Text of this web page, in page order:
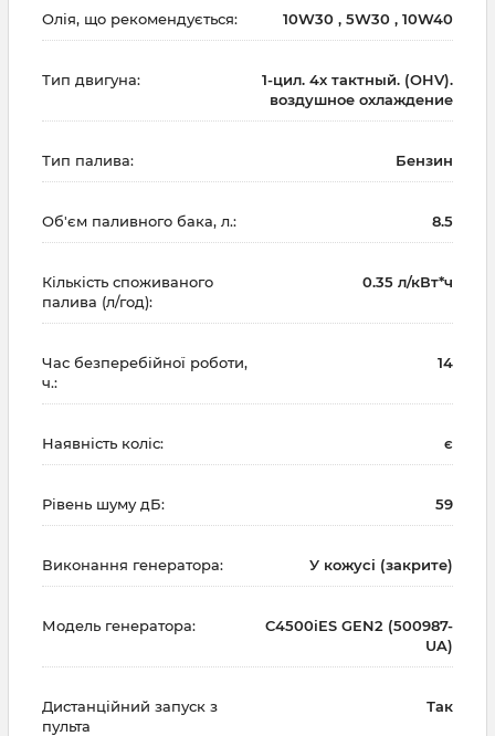
Олія, що рекомендується: 10W30 , 5W30 , 10W40
Тип двигуна:
1-цил. 4х тактный. (OHV).
воздушное охлаждение
Тип палива: Бензин
Об'єм паливного бака, л.: 8.5
Кількість споживаного
палива (л/год):
0.35 л/кВт*ч
Час безперебійної роботи,
ч.:
14
Наявність коліс: є
Рівень шуму дБ: 59
Виконання генератора: У кожусі (закрите)
Модель генератора:
C4500iES GEN2 (500987-
UA)
Дистанційний запуск з
пульта
Так